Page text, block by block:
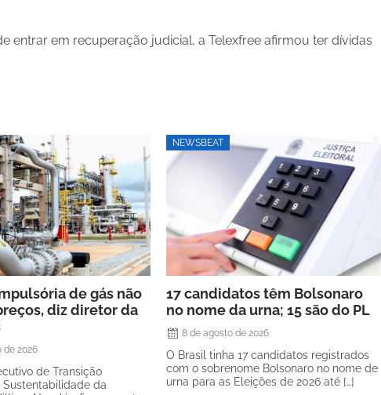
entrar em recuperação judicial, a Telexfree afirmou ter dívidas
de gás não
diz diretor da
de 2026
de Transição
Sustentabilidade da
NEWSBEAT
17 candidatos têm Bolsonaro
no nome da urna; 15 são do PL
8 de agosto de 2026
O Brasil tinha 17 candidatos registrados
com o sobrenome Bolsonaro no nome de
urna para as Eleições de 2026 até […]